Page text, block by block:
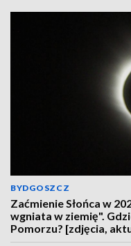
BYDGOSZCZ
Zaćmienie Słońca w
wgniata w ziemię".
Pomorzu? [zdjęcia,